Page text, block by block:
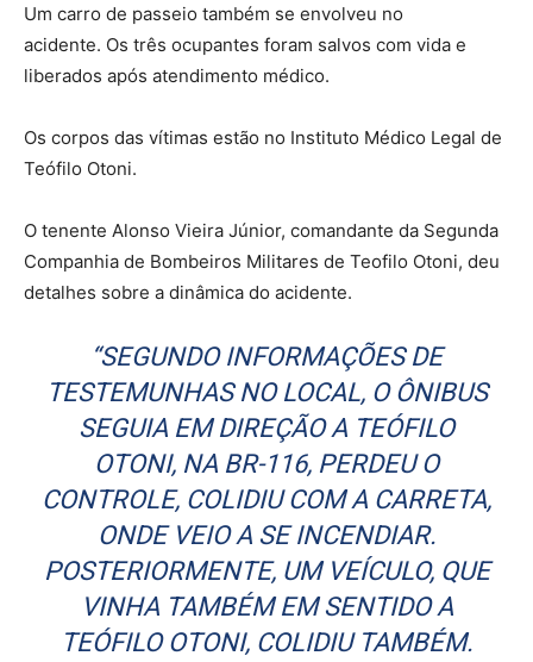
Um carro de passeio também se envolveu no
acidente. Os três ocupantes foram salvos com vida e
liberados após atendimento médico.
Os corpos das vítimas estão no Instituto Médico Legal de
Teófilo Otoni.
O tenente Alonso Vieira Júnior, comandante da Segunda
Companhia de Bombeiros Militares de Teofilo Otoni, deu
detalhes sobre a dinâmica do acidente.
“SEGUNDO INFORMAÇÕES DE
TESTEMUNHAS NO LOCAL, O ÔNIBUS
SEGUIA EM DIREÇÃO A TEÓFILO
OTONI, NA BR-116, PERDEU O
CONTROLE, COLIDIU COM A CARRETA,
ONDE VEIO A SE INCENDIAR.
POSTERIORMENTE, UM VEÍCULO, QUE
VINHA TAMBÉM EM SENTIDO A
TEÓFILO OTONI, COLIDIU TAMBÉM.